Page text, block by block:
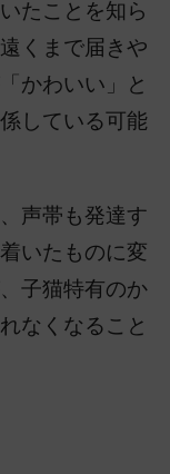
たことを知ら
くまで届きや
かわいい」と
している可能
声帯も発達す
いたものに変
子猫特有のか
なくなること